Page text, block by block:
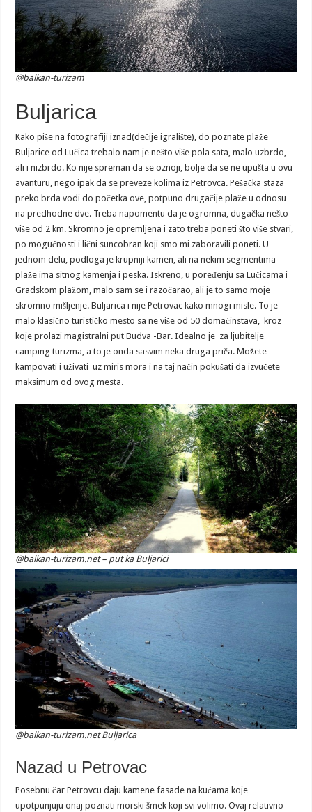
@balkan-turizam
Buljarica
Kako piše na fotografiji iznad(dečije igralište), do poznate plaže
Buljarice od Lučica trebalo nam je nešto više pola sata, malo uzbrdo,
ali i nizbrdo. Ko nije spreman da se oznoji, bolje da se ne upušta u ovu
avanturu, nego ipak da se preveze kolima iz Petrovca. Pešačka staza
preko brda vodi do početka ove, potpuno drugačije plaže u odnosu
na predhodne dve. Treba napomentu da je ogromna, dugačka nešto
više od 2 km. Skromno je opremljena i zato treba poneti što više stvari,
po mogućnosti i lični suncobran koji smo mi zaboravili poneti. U
jednom delu, podloga je krupniji kamen, ali na nekim segmentima
plaže ima sitnog kamenja i peska. Iskreno, u poređenju sa Lučicama i
Gradskom plažom, malo sam se i razočarao, ali je to samo moje
skromno mišljenje. Buljarica i nije Petrovac kako mnogi misle. To je
malo klasično turističko mesto sa ne više od 50 domaćinstava, kroz
koje prolazi magistralni put Budva -Bar. Idealno je za ljubitelje
camping turizma, a to je onda sasvim neka druga priča. Možete
kampovati i uživati uz miris mora i na taj način pokušati da izvučete
maksimum od ovog mesta.
@balkan-turizam.net – put ka Buljarici
@balkan-turizam.net Buljarica
Nazad u Petrovac
Posebnu čar Petrovcu daju kamene fasade na kućama koje
upotpunjuju onaj poznati morski šmek koji svi volimo. Ovaj relativno